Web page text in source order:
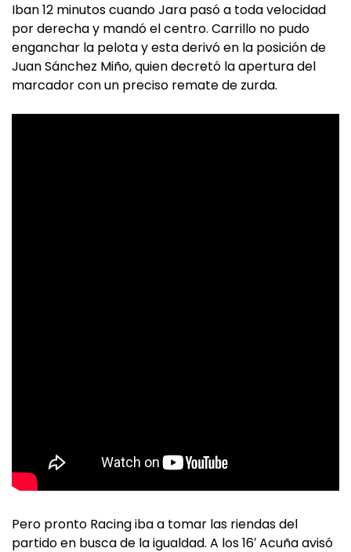
Iban 12 minutos cuando Jara pasó a toda velocidad
por derecha y mandó el centro. Carrillo no pudo
enganchar la pelota y esta derivó en la posición de
Juan Sánchez Miño, quien decretó la apertura del
marcador con un preciso remate de zurda.
Pero pronto Racing iba a tomar las riendas del
partido en busca de la igualdad. A los 16′ Acuña avisó